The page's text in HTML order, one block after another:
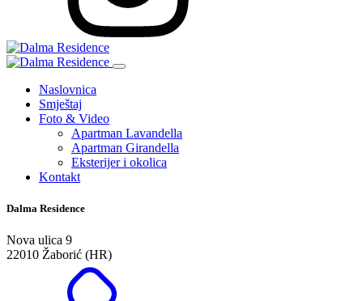
Naslovnica
Smještaj
Foto & Video
Apartman Lavandella
Apartman Girandella
Eksterijer i okolica
Kontakt
Dalma Residence
Nova ulica 9
22010 Žaborić (HR)